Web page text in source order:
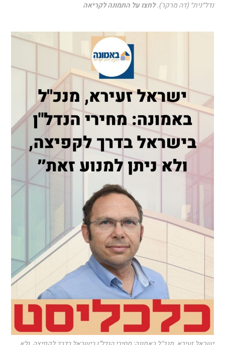
נדל״נית״ (דה מרקר).לחצו על התמונה לקריאה